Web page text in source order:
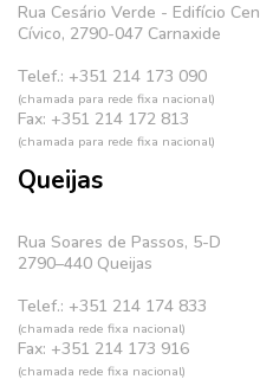
Rua Cesário Verde - Edifício
Cívico, 2790-047 Carnaxide
Telef.: +351 214 173 090
(chamada para rede fixa nacional)
Fax: +351 214 172 813
(chamada para rede fixa nacional)
Queijas
Rua Soares de Passos, 5-D
2790–440 Queijas
Telef.: +351 214 174 833
(chamada rede fixa nacional)
Fax: +351 214 173 916
(chamada rede fixa nacional)